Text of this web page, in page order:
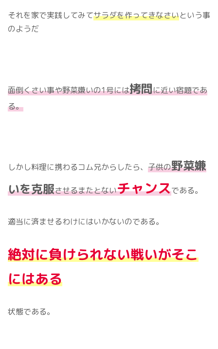
それを家で実践してみてサラダを作ってきなさいという事
のようだ
面倒くさい事や野菜嫌いの1号には拷問に近い宿題であ
る。
しかし料理に携わるコム兄からしたら、 子供の野菜嫌
いを克服させるまたとないチャンスである。
適当に済ませるわけにはいかないのである。
絶対に負けられない戦いがそこ
にはある
状態である。